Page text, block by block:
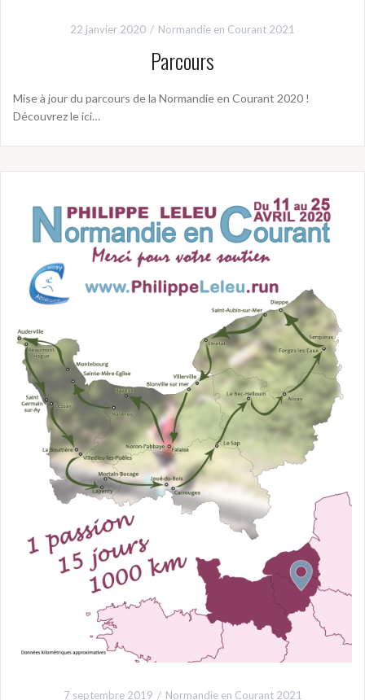
22 janvier 2020 Normandie en Courant 2021
Parcours
Mise à jour du parcours de la Normandie en Courant 2020 !
Découvrez le ici…
7 septembre 2019 Normandie en Courant 2021